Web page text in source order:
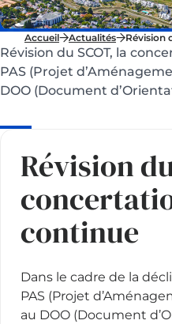
Accueil Actualités Révision
Révision du SCOT, la
PAS (Projet
DOO (Document
Révision
continue
Dans le cadre de la
PAS (Projet
au DOO (Document